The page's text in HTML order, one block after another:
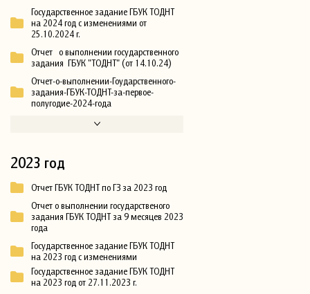
Государственное задание ГБУК ТОДНТ
на 2024 год с изменениями от
25.10.2024 г.
Отчет о выполнении государственного
задания ГБУК "ТОДНТ" (от 14.10.24)
Отчет-о-выполнении-Гоударственного-
задания-ГБУК-ТОДНТ-за-первое-
полугодие-2024-года
2023 год
Отчет ГБУК ТОДНТ по ГЗ за 2023 год
Отчет о выполнении государственого
задания ГБУК ТОДНТ за 9 месяцев 2023
года
Государственное задание ГБУК ТОДНТ
на 2023 год с изменениями
Государственное задание ГБУК ТОДНТ
на 2023 год от 27.11.2023 г.